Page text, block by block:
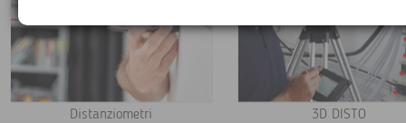
Distanziometri 3D DISTO